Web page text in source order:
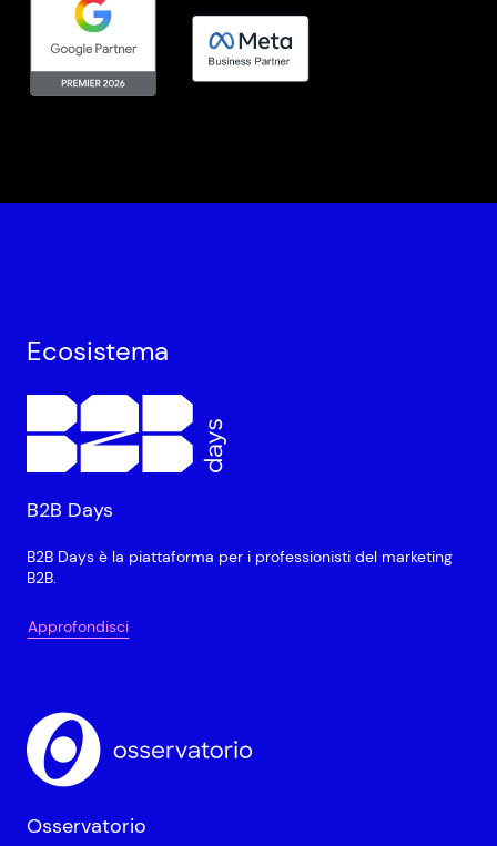
Ecosistema
B2B Days
B2B Days è la piattaforma per i professionisti del marketing
B2B.
Approfondisci
Osservatorio